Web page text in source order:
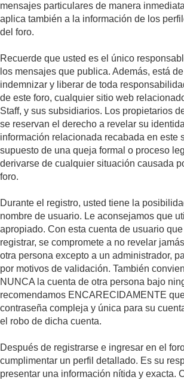
mensajes particulares de manera
aplica también a la información de los
del foro.
Recuerde que usted es el único
los mensajes que publica. Además, está
indemnizar y liberar de toda
de este foro, cualquier sitio web
Staff, y sus subsidiarios. Los propietarios
se reservan el derecho a revelar su
información relacionada recabada en este
supuesto de una queja formal o proceso
derivarse de cualquier situación causada
foro.
Durante el registro, usted tiene la
nombre de usuario. Le aconsejamos que
apropiado. Con esta cuenta de usuario
registrar, se compromete a no revelar
otra persona excepto a un administrador,
por motivos de validación. También
NUNCA la cuenta de otra persona bajo
recomendamos ENCARECIDAMENTE
contraseña compleja y única para su
el robo de dicha cuenta.
Después de registrarse e ingresar en el
cumplimentar un perfil detallado. Es su
presentar una información nítida y exacta.